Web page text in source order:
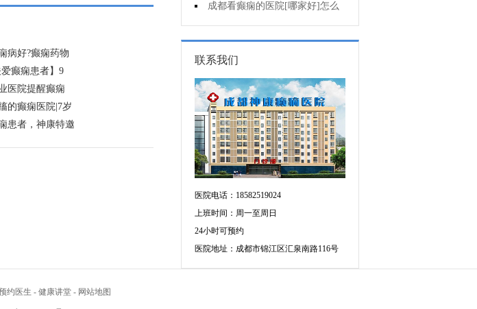
病好?癫痫药物
爱癫痫患者】9
医院提醒癫痫
的癫痫医院|7岁
患者，神康特邀
不能出门?
成都看癫痫的医院[哪家好]怎么
治癫痫发作?
联系我们
医院电话：18582519024
上班时间：周一至周日
24小时可预约
医院地址：成都市锦江区汇泉南路116号
约医生 - 健康讲堂 - 网站地图